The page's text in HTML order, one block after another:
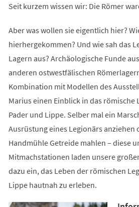
Seit kurzem wissen wir: Die Römer
Aber was wollen sie eigentlich hier?
hierhergekommen? Und wie sah das
Lagern aus? Archäologische Funde
anderen ostwestfälischen
Kombination mit Modellen des
Marius einen Einblick in das römische
Pader und Lippe. Selber mal ein
Ausrüstung eines Legionärs anziehen
Handmühle Getreide mahlen – diese
Mitmachstationen laden unsere
dazu ein, das Leben der römischen
Lippe hautnah zu erleben.